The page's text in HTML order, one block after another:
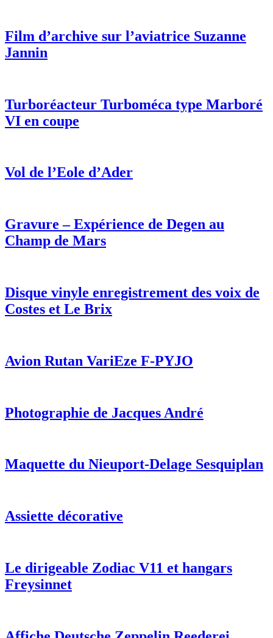
Film d’archive sur l’aviatrice Suzanne
Jannin
Turboréacteur Turboméca type Marboré
VI en coupe
Vol de l’Eole d’Ader
Gravure – Expérience de Degen au
Champ de Mars
Disque vinyle enregistrement des voix de
Costes et Le Brix
Avion Rutan VariEze F-PYJO
Photographie de Jacques André
Maquette du Nieuport-Delage Sesquiplan
Assiette décorative
Le dirigeable Zodiac V11 et hangars
Freysinnet